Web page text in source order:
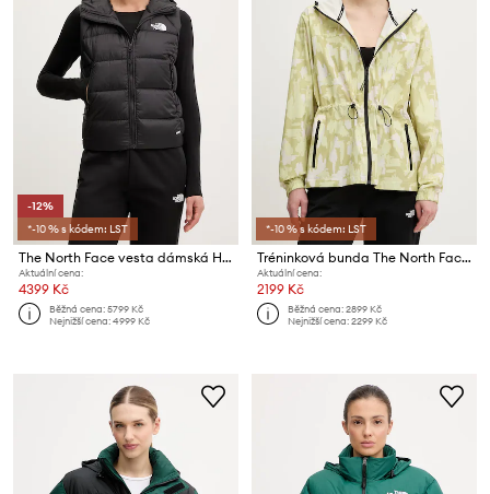
-12%
*-10 % s kódem: LST
The North Face vesta dámská Hyalite
Aktuální cena:
4399 Kč
Běžná cena:5799 Kč
Nejnižší cena:4999 Kč
*-10 % s kódem: LST
Tréninková bunda The North Face MOUNTAIN ATHLETICS
Aktuální cena:
2199 Kč
Běžná cena:2899 Kč
Nejnižší cena:2299 Kč